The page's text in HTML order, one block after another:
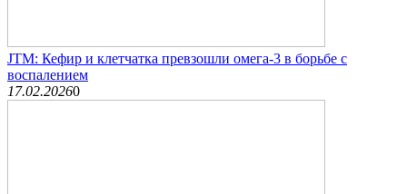
JTM: Кефир и клетчатка превзошли омега-3 в борьбе с
воспалением
17.02.20260